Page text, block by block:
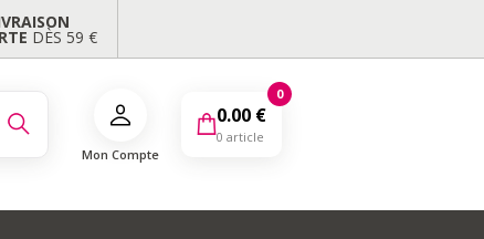
DÈS 59 €
Mon Compte
0
0.00 €
0 article